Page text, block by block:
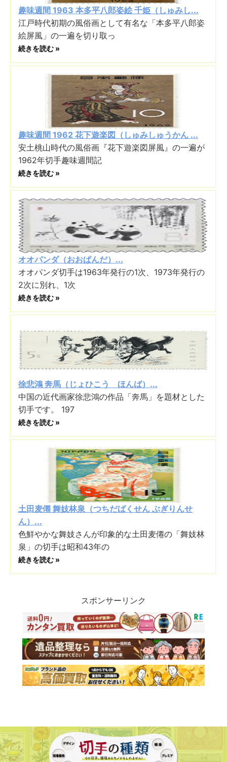
趣味週間 1963 本多平八郎姿絵 千姫（しゅみし...
江戸時代初期の風俗画として有名な「本多平八郎姿
絵屏風」の一遍を切り取っ
続きを読む »
趣味週間 1962 花下遊楽図（しゅみしゅうかん ...
安土桃山時代の風俗画『花下遊楽図屏風』の一遍が
1962年切手趣味週間記
続きを読む »
オオパンダ（おおぱんだ）...
オオパンダ切手は1963年発行の1次、1973年発行の
2次に別れ、1次
続きを読む »
徐悲鴻 奔馬（じょひこう ほんば）...
中国の近代画家徐悲鴻の作品「奔馬」を題材とした
切手です。 197
続きを読む »
土田麦僊 舞妓林泉（つちだばくせん ぶぎりんせ
ん）...
色鮮やかな舞妓さんが印象的な土田麦僊の「舞妓林
泉」の切手は昭和43年の
続きを読む »
スポンサーリンク